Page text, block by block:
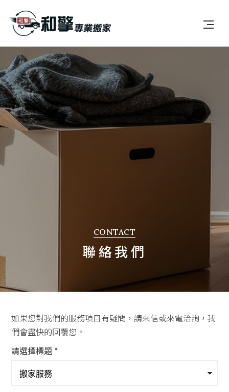
公司簡介
服務項目
最新消息
常見問題
聯絡我們
CONTACT
聯絡我們
如果您對我們的服務項目有疑問，請來信或來電洽詢，我
們會盡快的回覆您。
請選擇標題 *